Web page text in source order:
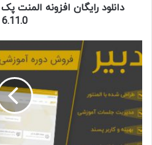
6.11.0
6.11.0
وردپرس
دبیر،
آموزشی
وردپرس
دبیر